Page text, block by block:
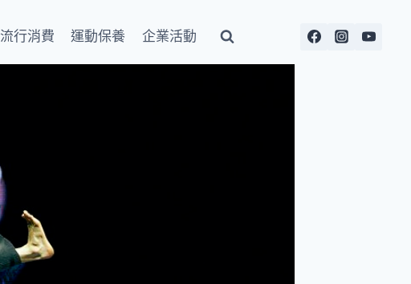
流行消費 運動保養 企業活動